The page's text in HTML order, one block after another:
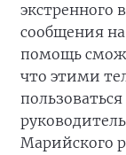
экстренного
сообщения
помощь
что этими
Марийского